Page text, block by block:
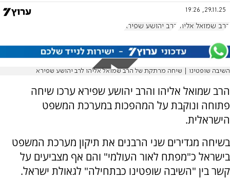
29.11.25, 19:26
הרב שמואל אליהו הרב יהושע שפירא
השיבה שופטינו | שיחה מרתקת של הרב שמואל אליהו לרב יהושע שפירא
הרב שמואל אליהו והרב יהושע שפירא ערכו שיחה
פתוחה ונוקבת על המהפכות במערכת המשפט
הישראלית.
בשיחה מגדירים שני הרבנים את תיקון מערכת המשפט
בישראל כ"מפתח לאור העולמי" והם אף מצביעים על
קשר בין "השיבה שופטינו כבתחילה" לגאולת ישראל.